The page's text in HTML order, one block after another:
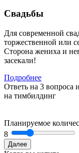
Свадьбы
Для современной
торжественной или
Сторона жениха и
засекали!
Подробнее
Ответь на 3 вопроса
на тимбилдинг
Планируемое
8
Далее